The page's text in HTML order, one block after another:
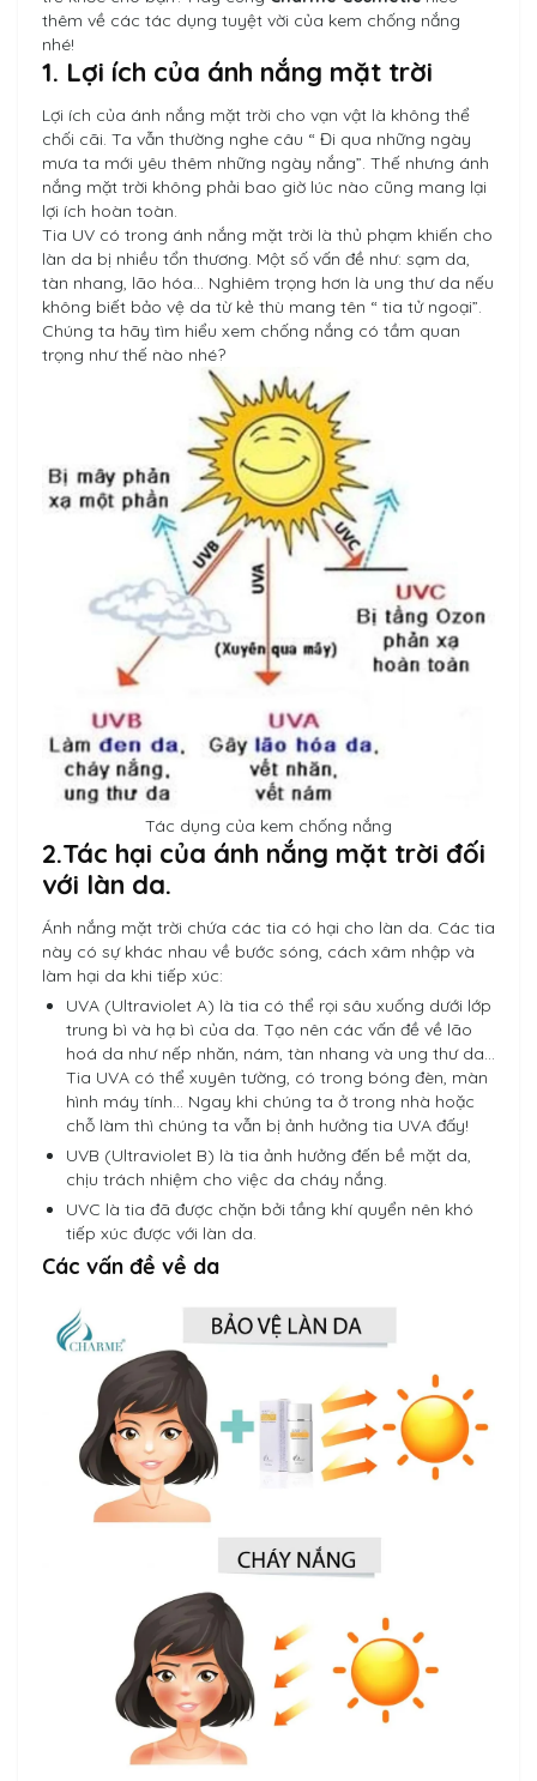
thêm về các tác dụng tuyệt vời của kem chống nắng
nhé!
1. Lợi ích của ánh nắng mặt trời
Lợi ích của ánh nắng mặt trời cho vạn vật là không thể
chối cãi. Ta vẫn thường nghe câu “ Đi qua những ngày
mưa ta mới yêu thêm những ngày nắng”. Thế nhưng ánh
nắng mặt trời không phải bao giờ lúc nào cũng mang lại
lợi ích hoàn toàn.
Tia UV có trong ánh nắng mặt trời là thủ phạm khiến cho
làn da bị nhiều tổn thương. Một số vấn đề như: sạm da,
tàn nhang, lão hóa… Nghiêm trọng hơn là ung thư da nếu
không biết bảo vệ da từ kẻ thù mang tên “ tia tử ngoại”.
Chúng ta hãy tìm hiểu xem chống nắng có tầm quan
trọng như thế nào nhé?
Tác dụng của kem chống nắng
2.Tác hại của ánh nắng mặt trời đối
với làn da.
Ánh nắng mặt trời chứa các tia có hại cho làn da. Các tia
này có sự khác nhau về bước sóng, cách xâm nhập và
làm hại da khi tiếp xúc:
UVA (Ultraviolet A) là tia có thể rọi sâu xuống dưới lớp
trung bì và hạ bì của da. Tạo nên các vấn đề về lão
hoá da như nếp nhăn, nám, tàn nhang và ung thư da…
Tia UVA có thể xuyên tường, có trong bóng đèn, màn
hình máy tính… Ngay khi chúng ta ở trong nhà hoặc
chỗ làm thì chúng ta vẫn bị ảnh hưởng tia UVA đấy!
UVB (Ultraviolet B) là tia ảnh hưởng đến bề mặt da,
chịu trách nhiệm cho việc da cháy nắng.
UVC là tia đã được chặn bởi tầng khí quyển nên khó
tiếp xúc được với làn da.
Các vấn đề về da